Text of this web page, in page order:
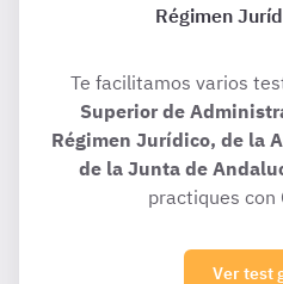
Régimen
Te facilitamos varios
Superior de
Régimen Jurídico, de la
de la Junta de
practiques con
Ver test